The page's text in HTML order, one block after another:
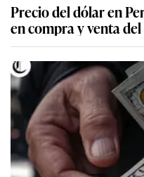
Precio del dólar en
en compra y venta